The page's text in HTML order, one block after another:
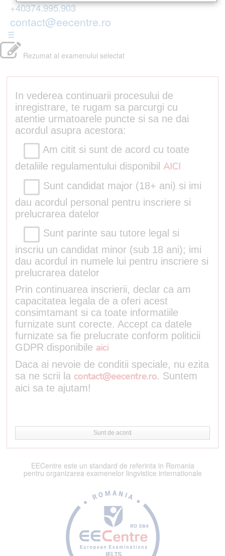
+40374.995.903
contact@eecentre.ro
☰
Rezumat al examenului selectat
In vederea continuarii procesului de
inregistrare, te rugam sa parcurgi cu
atentie urmatoarele puncte si sa ne dai
acordul asupra acestora:
Am citit si sunt de acord cu toate
detaliile regulamentului disponibil AICI
Sunt candidat major (18+ ani) si imi
dau acordul personal pentru inscriere si
prelucrarea datelor
Sunt parinte sau tutore legal si
inscriu un candidat minor (sub 18 ani); imi
dau acordul in numele lui pentru inscriere si
prelucrarea datelor
Prin continuarea inscrierii, declar ca am
capacitatea legala de a oferi acest
consimtamant si ca toate informatiile
furnizate sunt corecte. Accept ca datele
furnizate sa fie prelucrate conform politicii
GDPR disponibile aici
Daca ai nevoie de conditii speciale, nu ezita
sa ne scrii la contact@eecentre.ro. Suntem
aici sa te ajutam!
Sunt de acord
EECentre este un standard de referinta in Romania
pentru organizarea examenelor lingvistice internationale